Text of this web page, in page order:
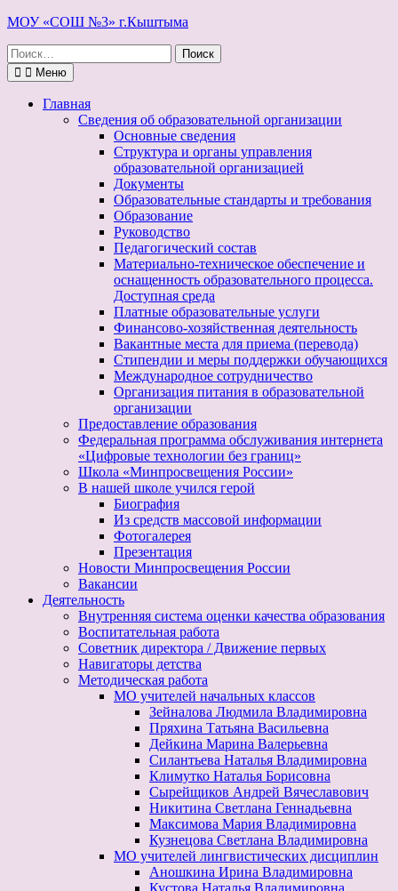
Перейти
содержимому
МОУ «СОШ №3» г.Кыштыма
Поиск
по:
Меню
Главная
Сведения об образовательной организации
Основные сведения
Структура и органы управления
образовательной организацией
Документы
Образовательные стандарты и требования
Образование
Руководство
Педагогический состав
Материально-техническое обеспечение и
оснащенность образовательного процесса.
Доступная среда
Платные образовательные услуги
Финансово-хозяйственная деятельность
Вакантные места для приема (перевода)
Стипендии и меры поддержки обучающихся
Международное сотрудничество
Организация питания в образовательной
организации
Предоставление образования
Федеральная программа обслуживания интернета
«Цифровые технологии без границ»
Школа «Минпросвещения России»
В нашей школе учился герой
Биография
Из средств массовой информации
Фотогалерея
Презентация
Новости Минпросвещения России
Вакансии
Деятельность
Внутренняя система оценки качества образования
Воспитательная работа
Советник директора / Движение первых
Навигаторы детства
Методическая работа
МО учителей начальных классов
Зейналова Людмила Владимировна
Пряхина Татьяна Васильевна
Дейкина Марина Валерьевна
Силантьева Наталья Владимировна
Климутко Наталья Борисовна
Сырейщиков Андрей Вячеславович
Никитина Светлана Геннадьевна
Максимова Мария Владимировна
Кузнецова Светлана Владимировна
МО учителей лингвистических дисциплин
Аношкина Ирина Владимировна
Кустова Наталья Владимировна